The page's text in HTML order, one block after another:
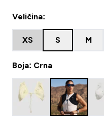
Veličina:
XS S M
Boja: Crna